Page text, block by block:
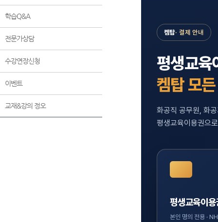
학습Q&A
전문가상담
수강연장신청
이벤트
교재&강의 정오